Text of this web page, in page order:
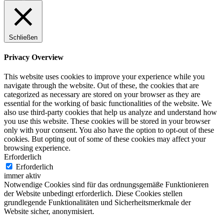
Schließen
Privacy Overview
This website uses cookies to improve your experience while you
navigate through the website. Out of these, the cookies that are
categorized as necessary are stored on your browser as they are
essential for the working of basic functionalities of the website. We
also use third-party cookies that help us analyze and understand how
you use this website. These cookies will be stored in your browser
only with your consent. You also have the option to opt-out of these
cookies. But opting out of some of these cookies may affect your
browsing experience.
Erforderlich
Erforderlich
immer aktiv
Notwendige Cookies sind für das ordnungsgemäße Funktionieren
der Website unbedingt erforderlich. Diese Cookies stellen
grundlegende Funktionalitäten und Sicherheitsmerkmale der
Website sicher, anonymisiert.